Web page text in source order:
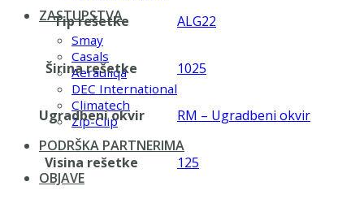
ZASTUPSTVA
Smay
Casals
Aerauliqa
DEC International
Climatech
Zip-Clip
PODRŠKA PARTNERIMA
OBJAVE
Tip rešetke ALG22
Širina rešetke 1025
Ugradbeni okvir RM – Ugradbeni okvir
Visina rešetke 125